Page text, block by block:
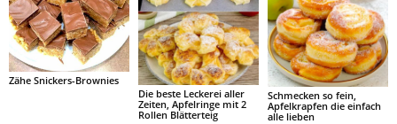
Zähe Snickers-Brownies
Die beste Leckerei aller
Zeiten, Apfelringe mit 2
Rollen Blätterteig
Schmecken so fein,
Apfelkrapfen die einfach
alle lieben